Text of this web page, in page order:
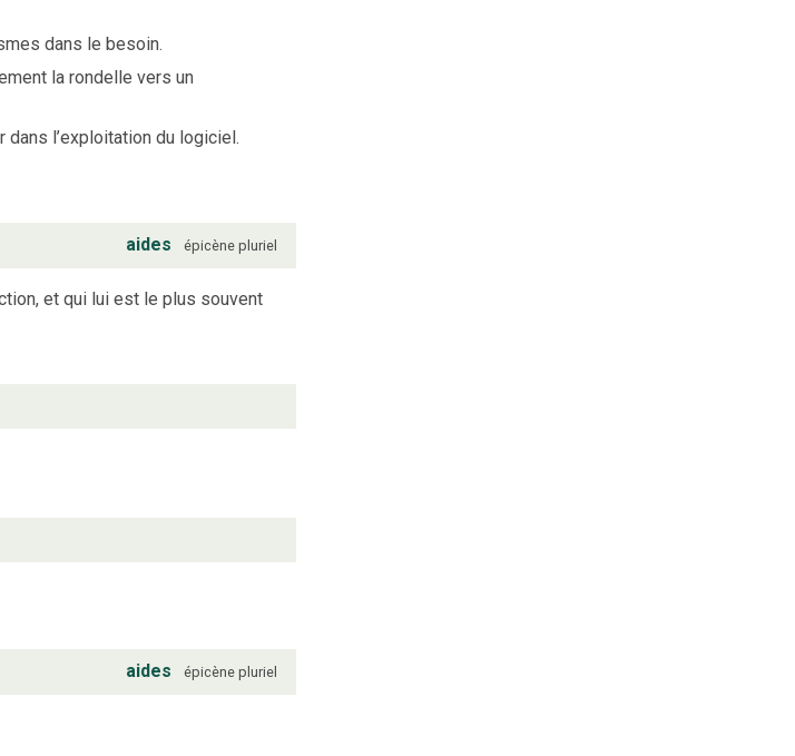
dans le besoin.
la rondelle vers un
dans l’exploitation du logiciel.
aides épicène pluriel
et qui lui est le plus souvent
aides épicène pluriel